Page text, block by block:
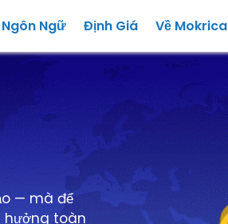
Ngôn Ngữ Định Giá Về Mokrica
— mà để
hưởng toàn